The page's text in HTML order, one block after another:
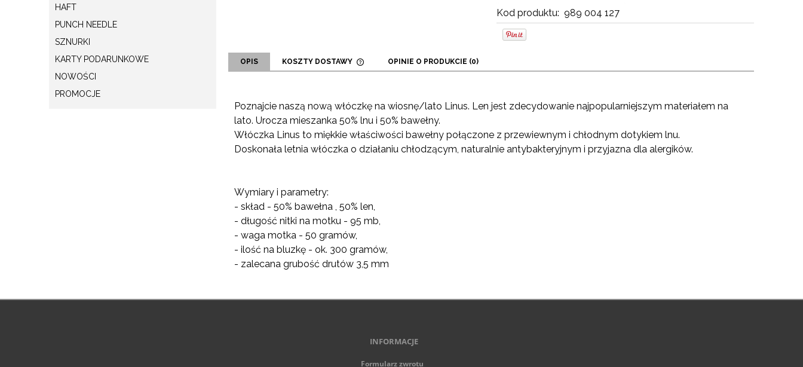
HAFT
PUNCH NEEDLE
SZNURKI
KARTY PODARUNKOWE
NOWOŚCI
PROMOCJE
Kod produktu: 989 004 127
OPIS KOSZTY DOSTAWY OPINIE O PRODUKCIE (0)
Poznajcie naszą nową włóczkę na wiosnę/lato Linus. Len jest zdecydowanie najpopularniejszym materiałem na
lato. Urocza mieszanka 50% lnu i 50% bawełny.
Włóczka Linus to miękkie właściwości bawełny połączone z przewiewnym i chłodnym dotykiem lnu.
Doskonała letnia włóczka o działaniu chłodzącym, naturalnie antybakteryjnym i przyjazna dla alergików.
Wymiary i parametry:
- skład - 50% bawełna , 50% len,
- długość nitki na motku - 95 mb,
- waga motka - 50 gramów,
- ilość na bluzkę - ok. 300 gramów,
- zalecana grubość drutów 3,5 mm
INFORMACJE
Formularz zwrotu